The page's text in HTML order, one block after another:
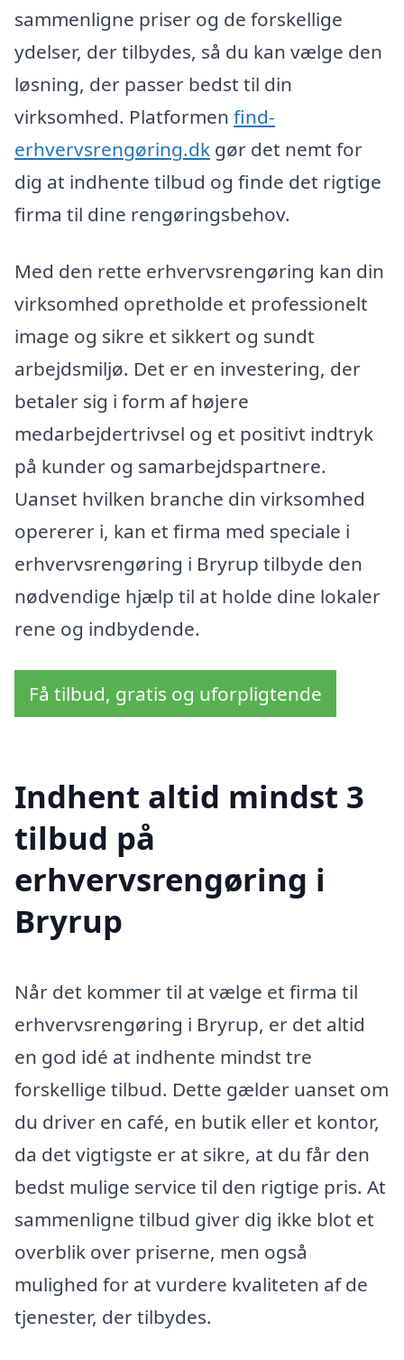
sammenligne priser og de forskellige
ydelser, der tilbydes, så du kan vælge den
løsning, der passer bedst til din
virksomhed. Platformen find-
erhvervsrengøring.dk gør det nemt for
dig at indhente tilbud og finde det rigtige
firma til dine rengøringsbehov.
Med den rette erhvervsrengøring kan din
virksomhed opretholde et professionelt
image og sikre et sikkert og sundt
arbejdsmiljø. Det er en investering, der
betaler sig i form af højere
medarbejdertrivsel og et positivt indtryk
på kunder og samarbejdspartnere.
Uanset hvilken branche din virksomhed
opererer i, kan et firma med speciale i
erhvervsrengøring i Bryrup tilbyde den
nødvendige hjælp til at holde dine lokaler
rene og indbydende.
Få tilbud, gratis og uforpligtende
Indhent altid mindst 3
tilbud på
erhvervsrengøring i
Bryrup
Når det kommer til at vælge et firma til
erhvervsrengøring i Bryrup, er det altid
en god idé at indhente mindst tre
forskellige tilbud. Dette gælder uanset om
du driver en café, en butik eller et kontor,
da det vigtigste er at sikre, at du får den
bedst mulige service til den rigtige pris. At
sammenligne tilbud giver dig ikke blot et
overblik over priserne, men også
mulighed for at vurdere kvaliteten af de
tjenester, der tilbydes.